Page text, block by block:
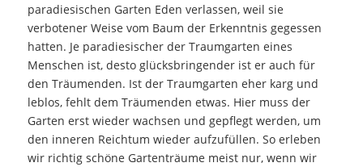
paradiesischen Garten Eden verlassen, weil sie
verbotener Weise vom Baum der Erkenntnis gegessen
hatten. Je paradiesischer der Traumgarten eines
Menschen ist, desto glücksbringender ist er auch für
den Träumenden. Ist der Traumgarten eher karg und
leblos, fehlt dem Träumenden etwas. Hier muss der
Garten erst wieder wachsen und gepflegt werden, um
den inneren Reichtum wieder aufzufüllen. So erleben
wir richtig schöne Gartenträume meist nur, wenn wir